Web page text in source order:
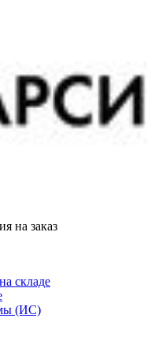
на заказ
складе
(ИС)